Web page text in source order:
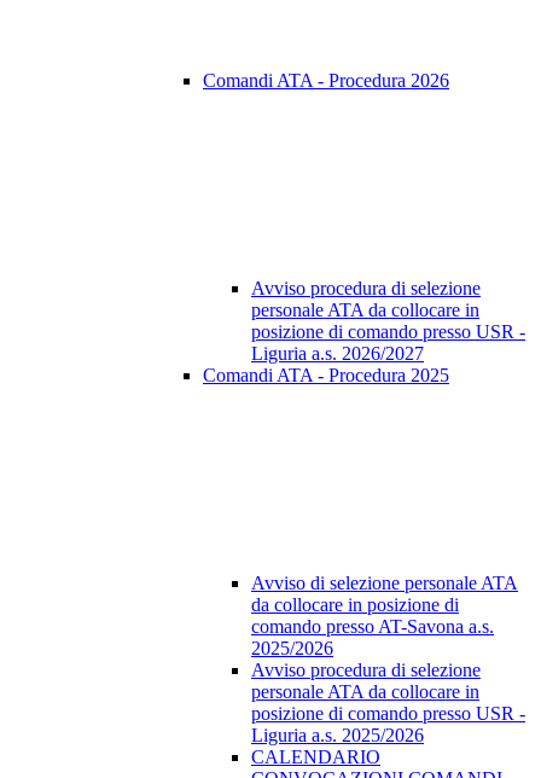
Comandi ATA - Procedura 2026
Avviso procedura di selezione
personale ATA da collocare in
posizione di comando presso USR -
Liguria a.s. 2026/2027
Comandi ATA - Procedura 2025
Avviso di selezione personale ATA
da collocare in posizione di
comando presso AT-Savona a.s.
2025/2026
Avviso procedura di selezione
personale ATA da collocare in
posizione di comando presso USR -
Liguria a.s. 2025/2026
CALENDARIO